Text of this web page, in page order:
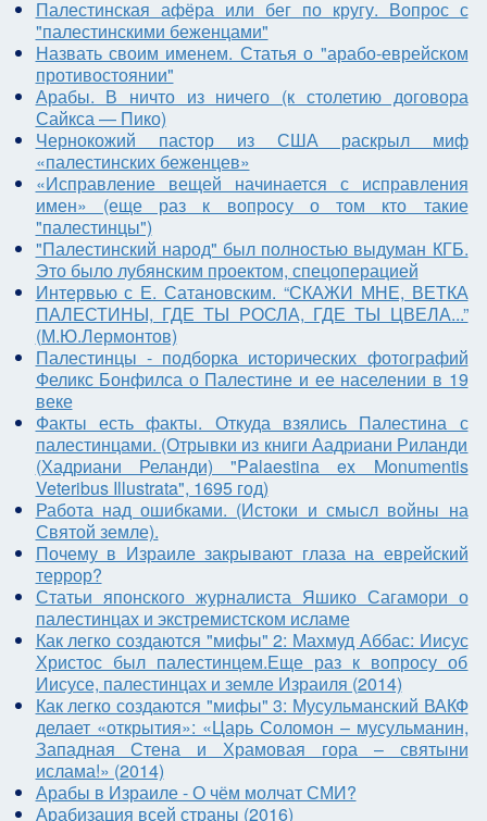
Палестинская афёра или бег по кругу. Вопрос с
"палестинскими беженцами"
Назвать своим именем. Статья о "арабо-еврейском
противостоянии"
Арабы. В ничто из ничего (к столетию договора
Сайкса — Пико)
Чернокожий пастор из США раскрыл миф
«палестинских беженцев»
«Исправление вещей начинается с исправления
имен» (еще раз к вопросу о том кто такие
"палестинцы")
"Палестинский народ" был полностью выдуман КГБ.
Это было лубянским проектом, спецоперацией
Интервью с Е. Сатановским. “СКАЖИ МНЕ, ВЕТКА
ПАЛЕСТИНЫ, ГДЕ ТЫ РОСЛА, ГДЕ ТЫ ЦВЕЛА...”
(М.Ю.Лермонтов)
Палестинцы - подборка исторических фотографий
Феликс Бонфилса о Палестине и ее населении в 19
веке
Факты есть факты. Откуда взялись Палестина с
палестинцами. (Отрывки из книги Аадриани Риланди
(Хадриани Реланди) "Palaestina ex Monumentis
Veteribus Illustrata", 1695 год)
Работа над ошибками. (Истоки и смысл войны на
Святой земле).
Почему в Израиле закрывают глаза на еврейский
террор?
Статьи японского журналиста Яшико Сагамори о
палестинцах и экстремистском исламе
Как легко создаются "мифы" 2: Махмуд Аббас: Иисус
Христос был палестинцем.Еще раз к вопросу об
Иисусе, палестинцах и земле Израиля (2014)
Как легко создаются "мифы" 3: Мусульманский ВАКФ
делает «открытия»: «Царь Соломон – мусульманин,
Западная Стена и Храмовая гора – святыни
ислама!» (2014)
Арабы в Израиле - О чём молчат СМИ?
Арабизация всей страны (2016)